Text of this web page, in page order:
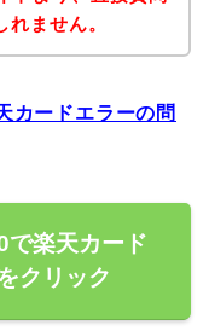
ません。
カードエラーの問
で楽天カード
クリック